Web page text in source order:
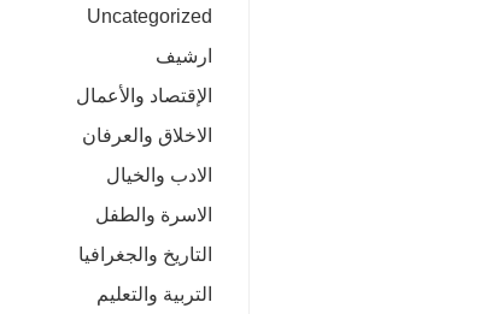
Uncategorized
ارشيف
الإقتصاد والأعمال
الاخلاق والعرفان
الادب والخيال
الاسرة والطفل
التاريخ والجغرافيا
التربية والتعليم